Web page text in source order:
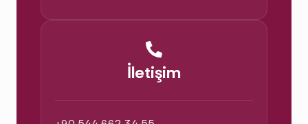
Danışan yorumlarını okuyun:Google
Haritalar puanlarına ve
göz atın.
Uzmanlığı doğrulayın:Psikoloğun
—özgeçmişim burada
İletişim